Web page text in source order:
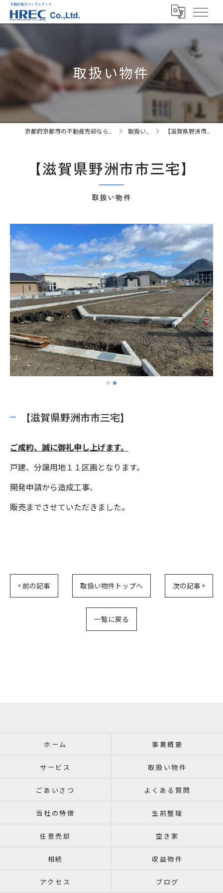
取扱い物件
取扱い物件 【滋賀県野洲市市三宅】
取扱い物件
【滋賀県野洲市市三宅】
【滋賀県野洲市市三宅】
ご成約、誠に御礼申し上げます。
戸建、分譲用地１１区画となります。
開発申請から造成工事、
販売までさせていただきました。
< 前の記事 取扱い物件トップへ 次の記事 >
一覧に戻る
ホーム 事業概要
サービス 取扱い物件
ごあいさつ よくある質問
当社の特徴 生前整理
任意売却 空き家
相続 収益物件
アクセス ブログ